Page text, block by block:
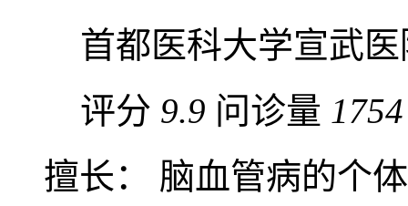
首都医科大学宣武医
评分 9.9 问诊量 1754
擅长： 脑血管病的个